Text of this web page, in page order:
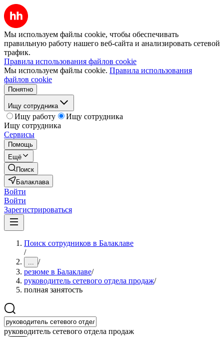
Мы используем файлы cookie, чтобы обеспечивать
правильную работу нашего веб-сайта и анализировать сетевой
трафик.
Правила использования файлов cookie
Мы используем файлы cookie. Правила использования
файлов cookie
Понятно
Ищу сотрудника
Ищу работу
Ищу сотрудника
Ищу сотрудника
Сервисы
Помощь
Ещё
Поиск
Балаклава
Войти
Войти
Зарегистрироваться
Поиск сотрудников в Балаклаве
/
... /
резюме в Балаклаве/
руководитель сетевого отдела продаж/
полная занятость
руководитель сетевого отдела продаж